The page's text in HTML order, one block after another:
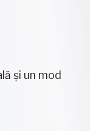
și un mod